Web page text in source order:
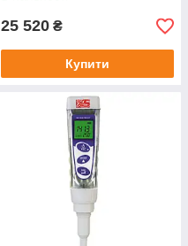
25 520 ₴
Купити